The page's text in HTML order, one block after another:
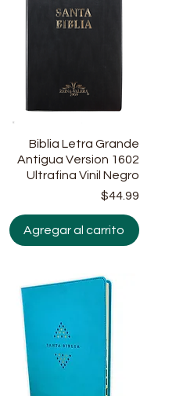
Vista rápida
Biblia Letra Grande
Antigua Version 1602
Ultrafina Vinil Negro
Precio
$44.99
Agregar al carrito